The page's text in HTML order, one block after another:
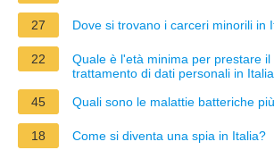
27 Dove si trovano i carceri minorili in
22
Quale è l'età minima per prestare il
trattamento di dati personali in
45
Quali sono le malattie batteriche
18 Come si diventa una spia in Italia?